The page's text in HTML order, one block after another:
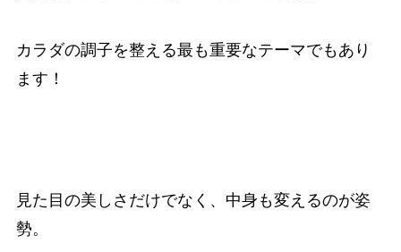
カラダの調子を整える最も重要なテーマでもあり
ます！
見た目の美しさだけでなく、中身も変えるのが姿
勢。